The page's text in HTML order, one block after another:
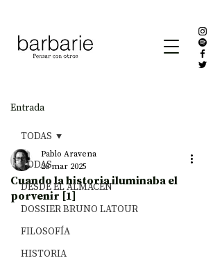
Entrada
TODAS
DESDE EL ALMACÉN
DOSSIER BRUNO LATOUR
FILOSOFÍA
HISTORIA
TODAS
Cuando la historia iluminaba el
porvenir [1]
Pablo Aravena
28 mar 2025